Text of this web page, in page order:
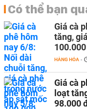
Có thể bạn
Giá cà
tăng,
HÀNG HÓA -
Giá cà
loạt
98.000